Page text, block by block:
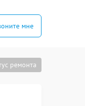
мне
ремонта